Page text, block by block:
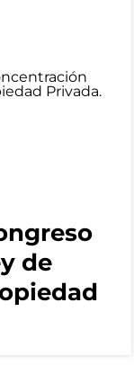
de